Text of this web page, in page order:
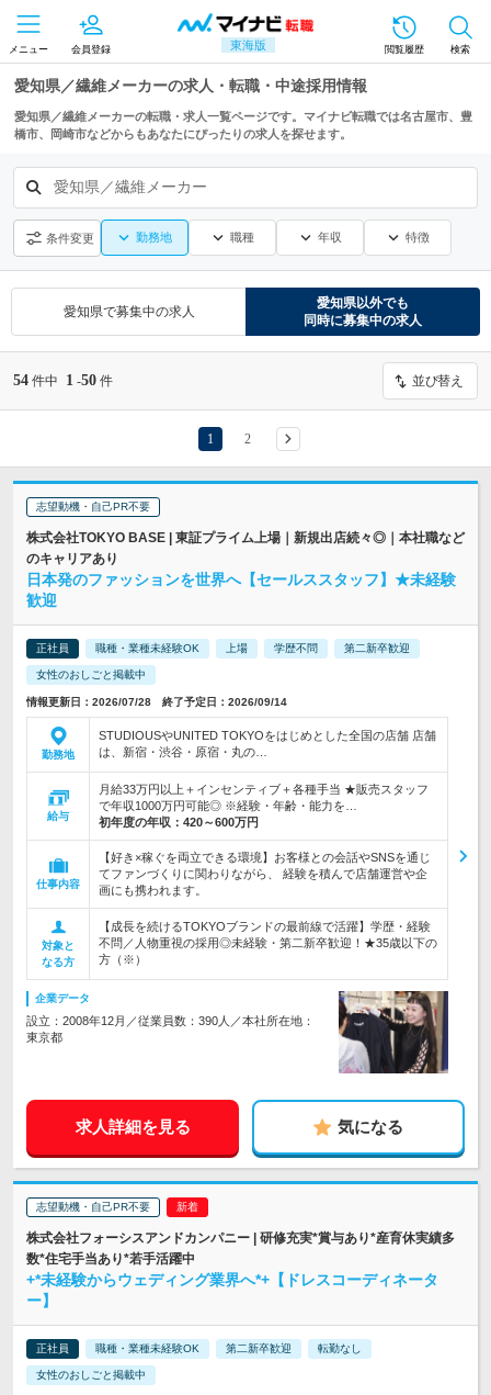
東海版
メニュー 会員登録 閲覧履歴 検索
愛知県／繊維メーカーの求人・転職・中途採用情報
愛知県／繊維メーカーの転職・求人一覧ページです。マイナビ転職では名古屋市、豊
橋市、岡崎市などからもあなたにぴったりの求人を探せます。
愛知県／繊維メーカー
条件変更 勤務地 職種 年収 特徴
愛知県で募集中の求人
愛知県以外でも
同時に募集中の求人
54 件中 1 -50 件 並び替え
1 2
志望動機・自己PR不要
株式会社TOKYO BASE | 東証プライム上場｜新規出店続々◎｜本社職など
のキャリアあり
日本発のファッションを世界へ【セールススタッフ】★未経験
歓迎
正社員 職種・業種未経験OK 上場 学歴不問 第二新卒歓迎
女性のおしごと掲載中
情報更新日：2026/07/28 終了予定日：2026/09/14
勤務地
STUDIOUSやUNITED TOKYOをはじめとした全国の店舗 店舗
は、新宿・渋谷・原宿・丸の…
給与
月給33万円以上＋インセンティブ＋各種手当 ★販売スタッフ
で年収1000万円可能◎ ※経験・年齢・能力を…
初年度の年収： 420～600万円
仕事内容
【好き×稼ぐを両立できる環境】お客様との会話やSNSを通じ
てファンづくりに関わりながら、 経験を積んで店舗運営や企
画にも携われます。
対象と
なる方
【成長を続けるTOKYOブランドの最前線で活躍】学歴・経験
不問／人物重視の採用◎未経験・第二新卒歓迎！★35歳以下の
方（※）
企業データ
設立：2008年12月／従業員数：390人／本社所在地：
東京都
求人詳細を見る 気になる
志望動機・自己PR不要
株式会社フォーシスアンドカンパニー | 研修充実*賞与あり*産育休実績多
数*住宅手当あり*若手活躍中
+*未経験からウェディング業界へ*+【ドレスコーディネータ
ー】
正社員 職種・業種未経験OK 第二新卒歓迎 転勤なし
女性のおしごと掲載中